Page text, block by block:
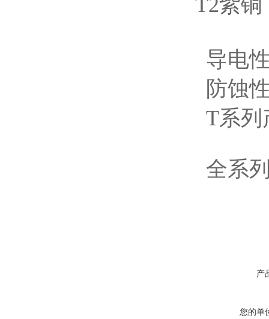
T2紫
导电
防蚀
T系列
全系
产
您的单